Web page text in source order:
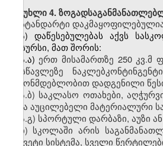
მუხლი4.
სტანდარტი
ა) დაწესებულებას აქვს
რესურსი, მათ შორის:
ა.ა) ერთ მისამართზე 250 კვ.მ
მოსწავლეზე
კანონმდებლობით დადგენილი
ა.ბ) საკლასო ოთახები,
სხვა აუცილებელი მატერიალური
ა.გ) სპორტული დარბაზი, აუზი
ბ) სკოლაში არის
უწყვეტი სისტემა, სველი